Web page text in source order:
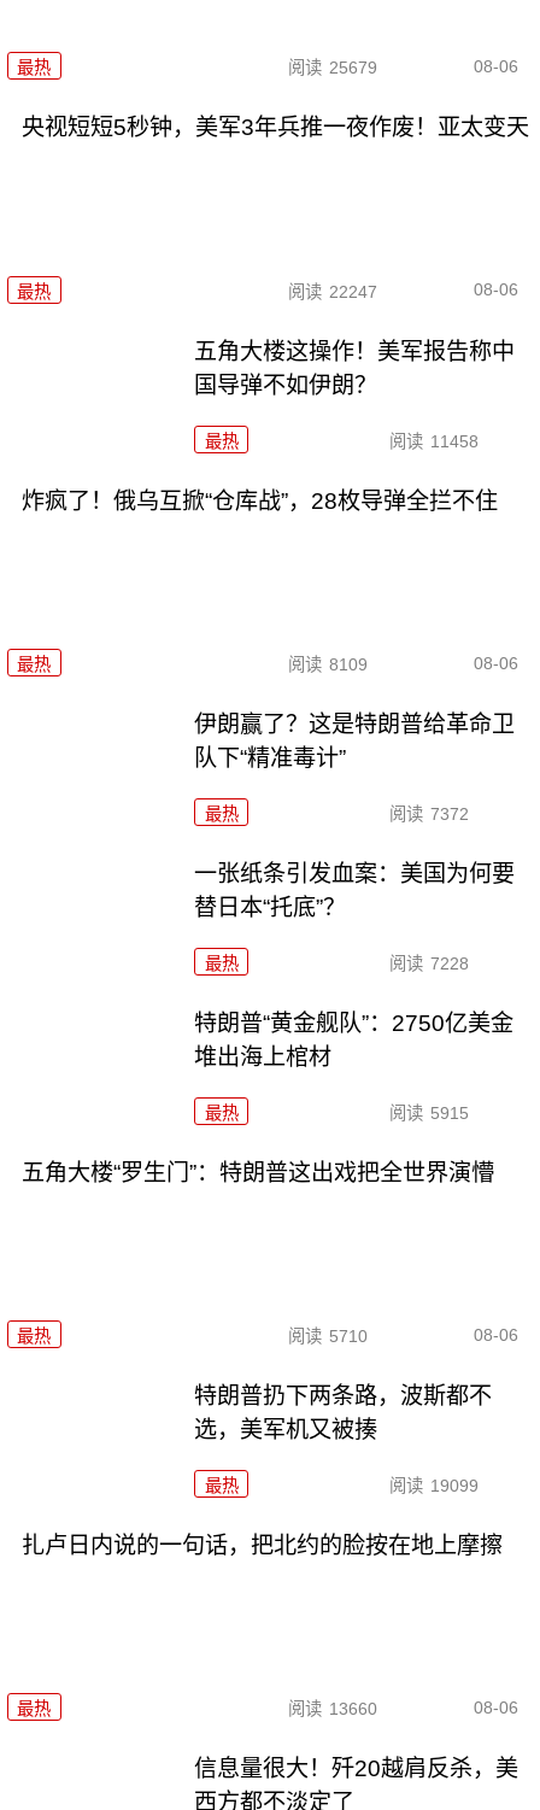
最热 阅读 25679 08-06
央视短短5秒钟，美军3年兵推一夜作废！亚太变天
最热 阅读 22247 08-06
五角大楼这操作！美军报告称中
国导弹不如伊朗？
最热 阅读 11458
炸疯了！俄乌互掀“仓库战”，28枚导弹全拦不住
最热 阅读 8109 08-06
伊朗赢了？这是特朗普给革命卫
队下“精准毒计”
最热 阅读 7372
一张纸条引发血案：美国为何要
替日本“托底”？
最热 阅读 7228
特朗普“黄金舰队”：2750亿美金
堆出海上棺材
最热 阅读 5915
五角大楼“罗生门”：特朗普这出戏把全世界演懵
最热 阅读 5710 08-06
特朗普扔下两条路，波斯都不
选，美军机又被揍
最热 阅读 19099
扎卢日内说的一句话，把北约的脸按在地上摩擦
最热 阅读 13660 08-06
信息量很大！歼20越肩反杀，美
西方都不淡定了